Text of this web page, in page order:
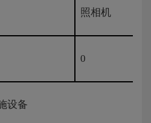
照相机
0
设备